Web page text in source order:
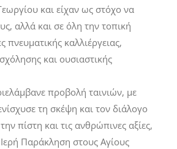
και είχαν ως στόχο να
αλλά και σε όλη την τοπική
πνευματικής καλλιέργειας,
και ουσιαστικής
προβολή ταινιών, με
τη σκέψη και τον διάλογο
πίστη και τις ανθρώπινες αξίες,
Παράκληση στους Αγίους